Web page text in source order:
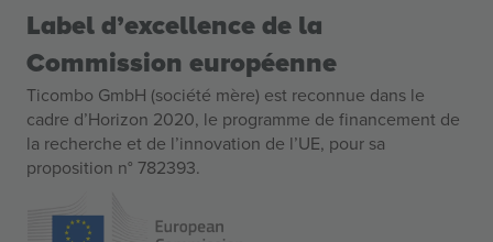
Label d’excellence de la
Commission européenne
Ticombo GmbH (société mère) est reconnue dans le
cadre d’Horizon 2020, le programme de financement de
la recherche et de l’innovation de l’UE, pour sa
proposition n° 782393.